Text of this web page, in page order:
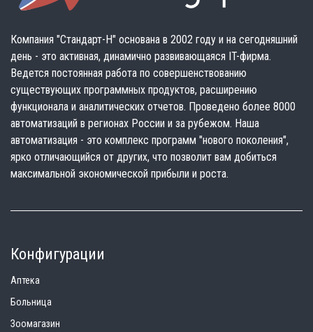
Компания "Стандарт-Н" основана в 2002 году и на сегодняшний
день - это активная, динамично развивающаяся IT-фирма.
Ведется постоянная работа по совершенствованию
существующих программных продуктов, расширению
функционала и аналитических отчетов. Проведено более 8000
автоматизаций в регионах России и за рубежом. Наша
автоматизация - это комплекс программ "нового поколения",
ярко отличающийся от других, что позволит вам добиться
максимальной экономической прибыли и роста.
Конфигурации
Аптека
Больница
Зоомагазин